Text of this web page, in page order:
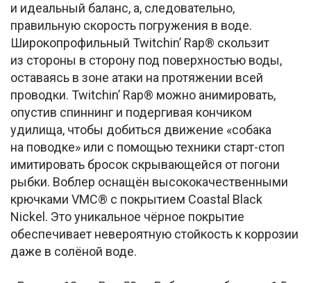
и идеальный баланс, а, следовательно,
правильную скорость погружения в воде.
Широкопрофильный Twitchin’ Rap® скользит
из стороны в сторону под поверхностью воды,
оставаясь в зоне атаки на протяжении всей
проводки. Twitchin’ Rap® можно анимировать,
опустив спиннинг и подергивая кончиком
удилища, чтобы добиться движение «собака
на поводке» или с помощью техники старт-стоп
имитировать бросок скрывающейся от погони
рыбки. Воблер оснащён высококачественными
крючками VMC® с покрытием Coastal Black
Nickel. Это уникальное чёрное покрытие
обеспечивает невероятную стойкость к коррозии
даже в солёной воде.